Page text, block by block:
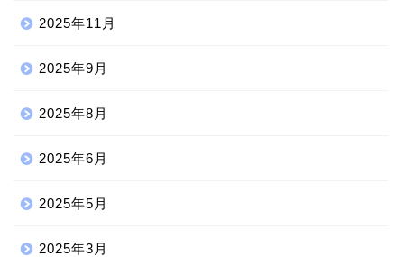
2025年11月
2025年9月
2025年8月
2025年6月
2025年5月
2025年3月